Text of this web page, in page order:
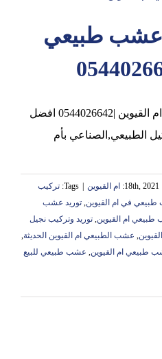
عشب طبيعي
توريد وتركيب عشب طبيعي ام القيوين |0544026642 افضل
الطبيعي,الصناعي بأم
ام القيوين Tags: تركيب
في ام القيوين, توريد عشب
ام القيوين, توريد وتركيب نجيل
, عشب الطبيعي ام القيوين الحديثة,
طبيعي ام القيوين, عشب طبيعي للبيع